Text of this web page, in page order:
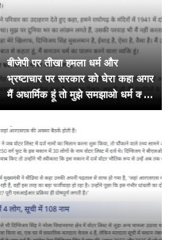
बीजेपी पर तीखा हमला धर्म और
भ्रष्टाचार पर सरकार को घेरा कहा अगर
मैं अधार्मिक हूं तो मुझे समझाओ धर्म क्या
है